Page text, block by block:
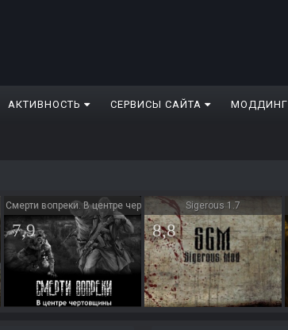
АКТИВНОСТЬ СЕРВИСЫ САЙТА МОДДИНГ
Смерти вопреки. В центре чертовщины
7,9
Sigerous 1.7
8,8